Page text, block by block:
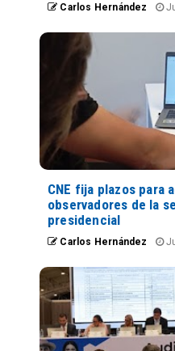
Carlos Hernández
CNE fija plazos para
observadores de la
presidencial
Carlos Hernández